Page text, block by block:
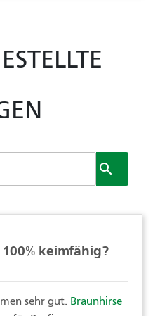

keimfähig?
sehr gut. Braunhirse